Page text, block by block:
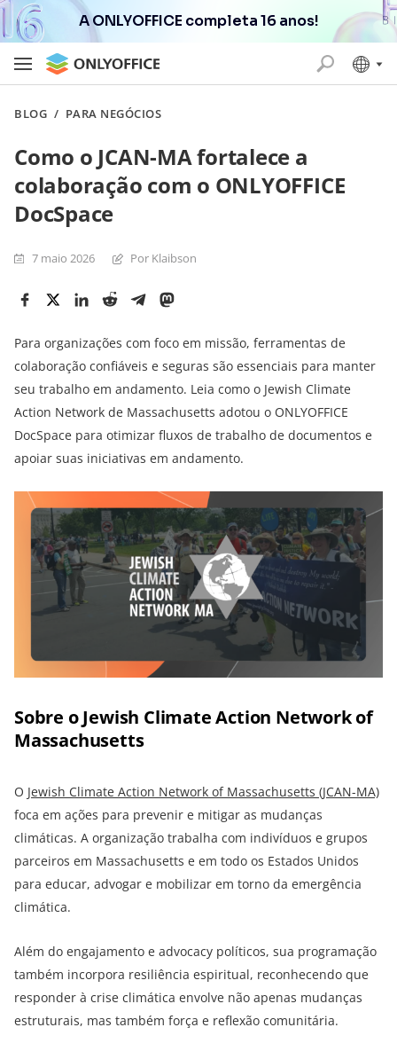
A ONLYOFFICE completa 16 anos!
BLOG / PARA NEGÓCIOS
Como o JCAN-MA fortalece a
colaboração com o ONLYOFFICE
DocSpace
7 maio 2026 Por Klaibson
Para organizações com foco em missão, ferramentas de
colaboração confiáveis e seguras são essenciais para manter
seu trabalho em andamento. Leia como o Jewish Climate
Action Network de Massachusetts adotou o ONLYOFFICE
DocSpace para otimizar fluxos de trabalho de documentos e
apoiar suas iniciativas em andamento.
Sobre o Jewish Climate Action Network of
Massachusetts
O Jewish Climate Action Network of Massachusetts (JCAN-MA)
foca em ações para prevenir e mitigar as mudanças
climáticas. A organização trabalha com indivíduos e grupos
parceiros em Massachusetts e em todo os Estados Unidos
para educar, advogar e mobilizar em torno da emergência
climática.
Além do engajamento e advocacy políticos, sua programação
também incorpora resiliência espiritual, reconhecendo que
responder à crise climática envolve não apenas mudanças
estruturais, mas também força e reflexão comunitária.